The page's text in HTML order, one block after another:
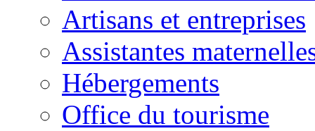
Artisans et entreprises
Assistantes
Hébergements
Office du tourisme